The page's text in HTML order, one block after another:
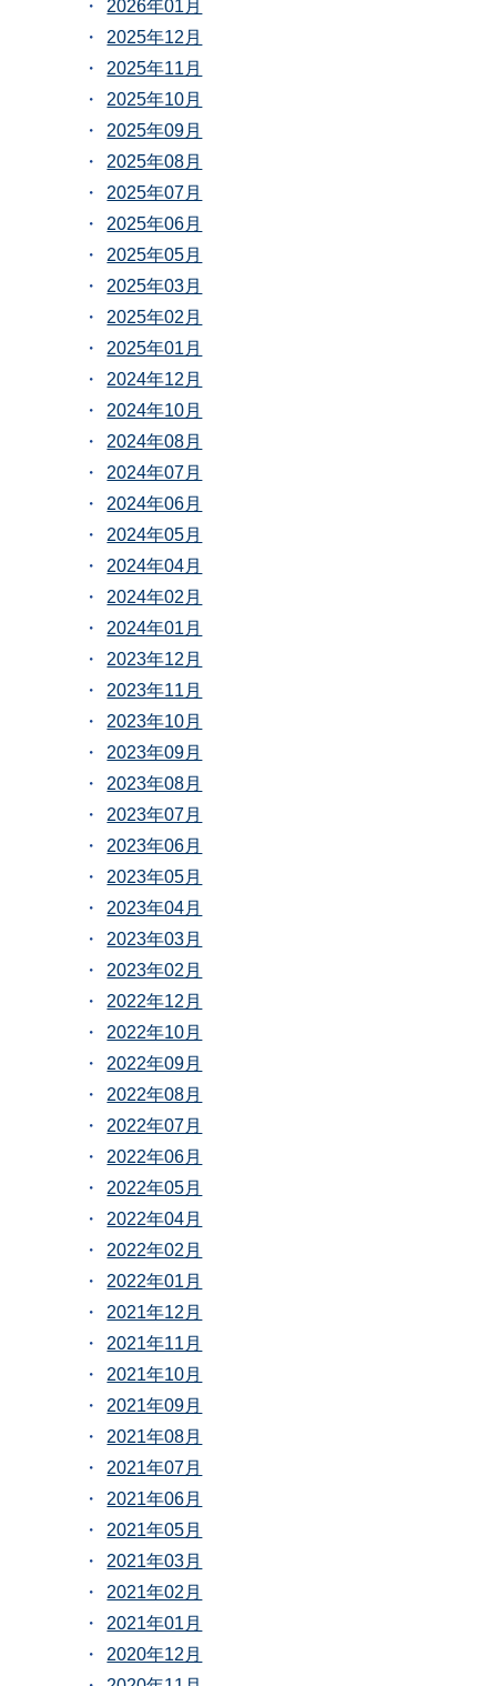
2026年01月
2025年12月
2025年11月
2025年10月
2025年09月
2025年08月
2025年07月
2025年06月
2025年05月
2025年03月
2025年02月
2025年01月
2024年12月
2024年10月
2024年08月
2024年07月
2024年06月
2024年05月
2024年04月
2024年02月
2024年01月
2023年12月
2023年11月
2023年10月
2023年09月
2023年08月
2023年07月
2023年06月
2023年05月
2023年04月
2023年03月
2023年02月
2022年12月
2022年10月
2022年09月
2022年08月
2022年07月
2022年06月
2022年05月
2022年04月
2022年02月
2022年01月
2021年12月
2021年11月
2021年10月
2021年09月
2021年08月
2021年07月
2021年06月
2021年05月
2021年03月
2021年02月
2021年01月
2020年12月